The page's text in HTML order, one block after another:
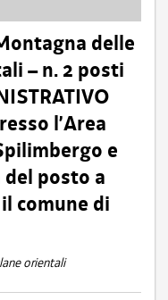
delle
– n. 2 posti
l’Area
e
del posto a
comune di
orientali